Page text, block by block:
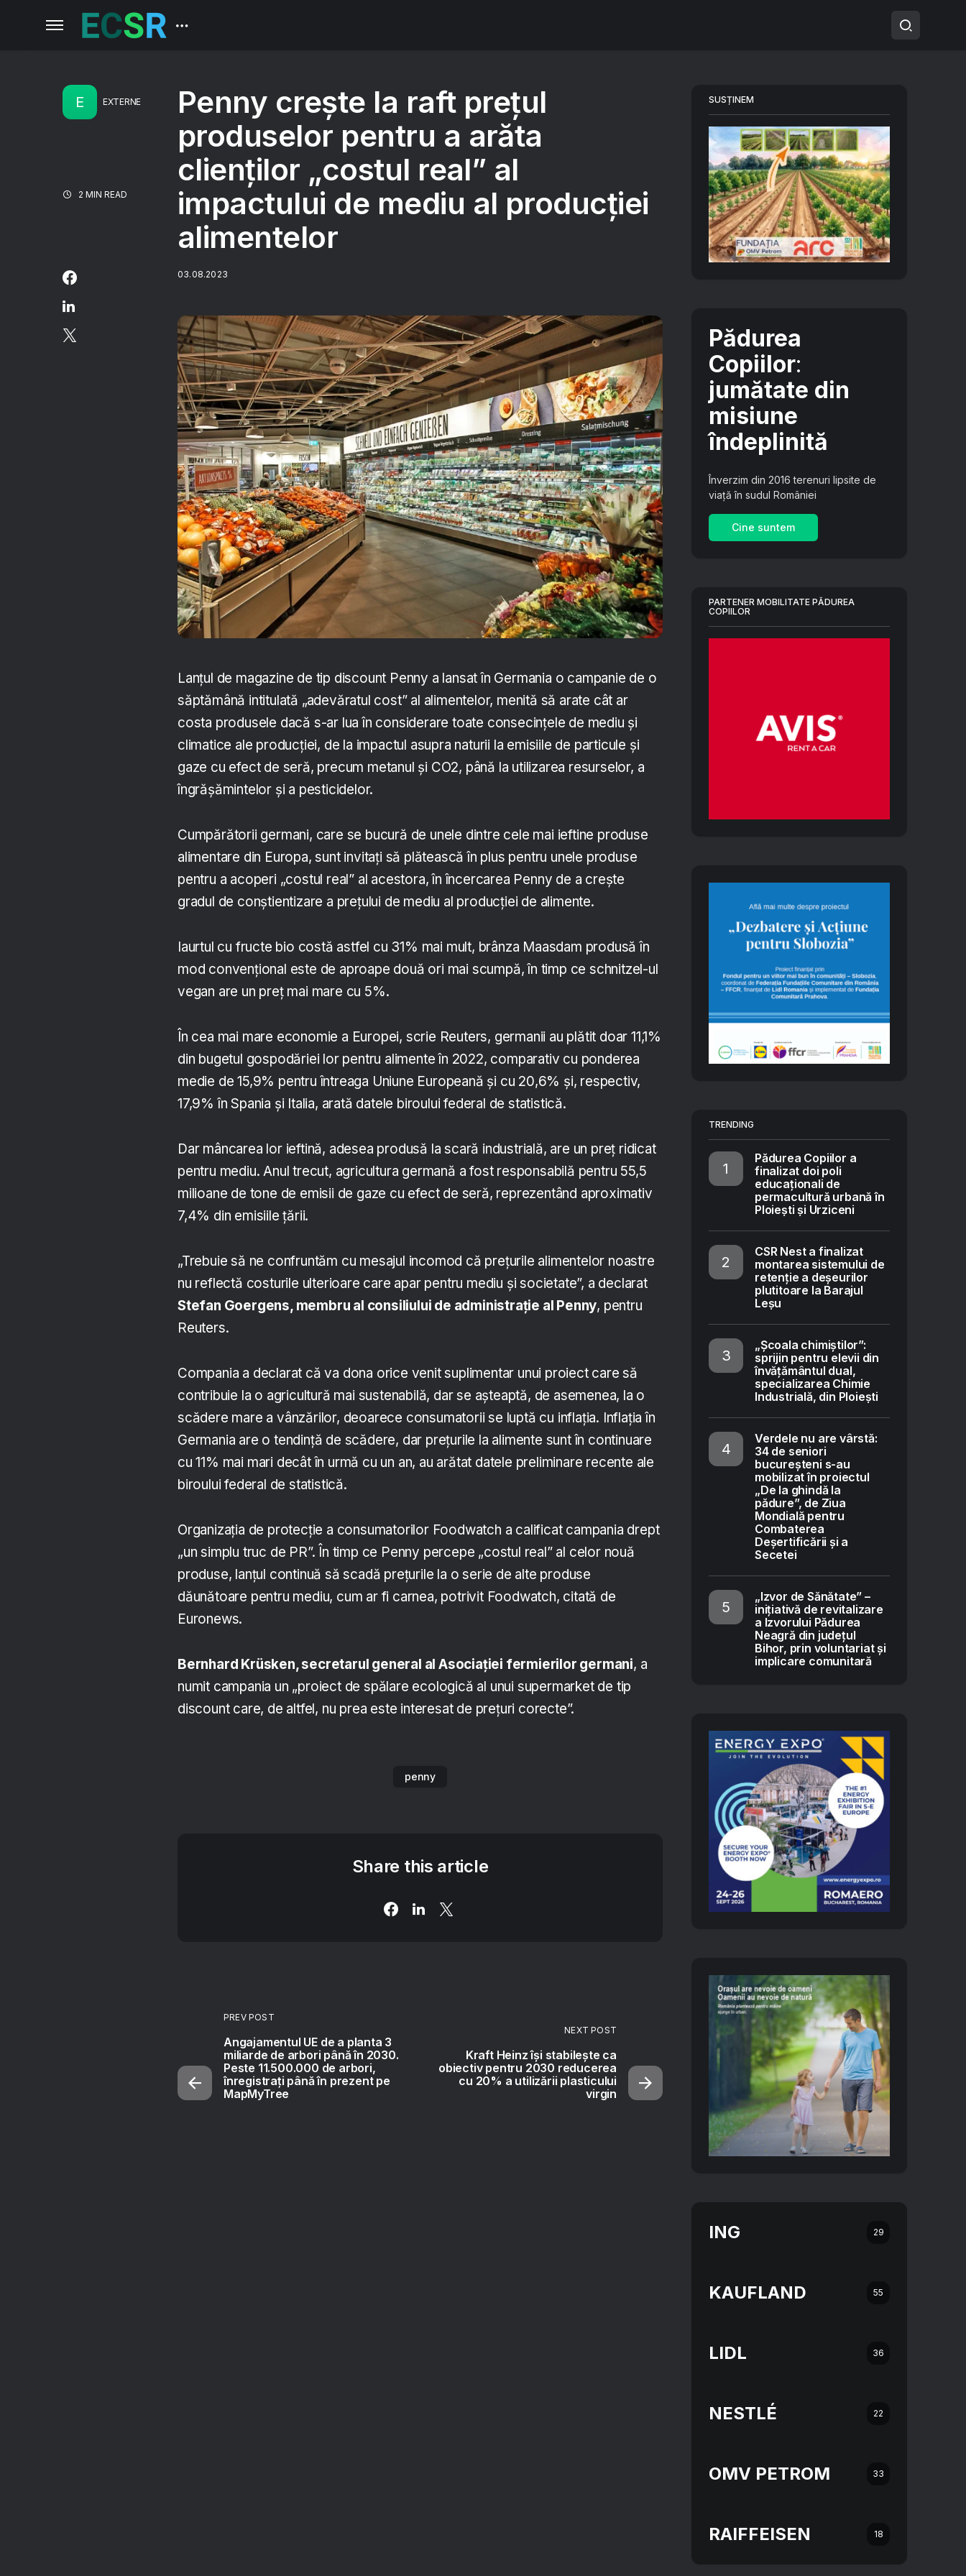
E EXTERNE
2 MIN READ
Penny crește la raft prețul
produselor pentru a arăta
clienților „costul real” al
impactului de mediu al producției
alimentelor
03.08.2023
Lanțul de magazine de tip discount Penny a lansat în Germania o campanie de o
săptămână intitulată „adevăratul cost” al alimentelor, menită să arate cât ar
costa produsele dacă s-ar lua în considerare toate consecințele de mediu și
climatice ale producției, de la impactul asupra naturii la emisiile de particule și
gaze cu efect de seră, precum metanul și CO2, până la utilizarea resurselor, a
îngrășămintelor și a pesticidelor.
Cumpărătorii germani, care se bucură de unele dintre cele mai ieftine produse
alimentare din Europa, sunt invitați să plătească în plus pentru unele produse
pentru a acoperi „costul real” al acestora, în încercarea Penny de a crește
gradul de conștientizare a prețului de mediu al producției de alimente.
Iaurtul cu fructe bio costă astfel cu 31% mai mult, brânza Maasdam produsă în
mod convențional este de aproape două ori mai scumpă, în timp ce schnitzel-ul
vegan are un preț mai mare cu 5%.
În cea mai mare economie a Europei, scrie Reuters, germanii au plătit doar 11,1%
din bugetul gospodăriei lor pentru alimente în 2022, comparativ cu ponderea
medie de 15,9% pentru întreaga Uniune Europeană și cu 20,6% și, respectiv,
17,9% în Spania și Italia, arată datele biroului federal de statistică.
Dar mâncarea lor ieftină, adesea produsă la scară industrială, are un preț ridicat
pentru mediu. Anul trecut, agricultura germană a fost responsabilă pentru 55,5
milioane de tone de emisii de gaze cu efect de seră, reprezentând aproximativ
7,4% din emisiile țării.
„Trebuie să ne confruntăm cu mesajul incomod că prețurile alimentelor noastre
nu reflectă costurile ulterioare care apar pentru mediu și societate”, a declarat
Stefan Goergens, membru al consiliului de administrație al Penny, pentru
Reuters.
Compania a declarat că va dona orice venit suplimentar unui proiect care să
contribuie la o agricultură mai sustenabilă, dar se așteaptă, de asemenea, la o
scădere mare a vânzărilor, deoarece consumatorii se luptă cu inflația. Inflația în
Germania are o tendință de scădere, dar prețurile la alimente sunt în continuare
cu 11% mai mari decât în urmă cu un an, au arătat datele preliminare recente ale
biroului federal de statistică.
Organizația de protecție a consumatorilor Foodwatch a calificat campania drept
„un simplu truc de PR”. În timp ce Penny percepe „costul real” al celor nouă
produse, lanțul continuă să scadă prețurile la o serie de alte produse
dăunătoare pentru mediu, cum ar fi carnea, potrivit Foodwatch, citată de
Euronews.
Bernhard Krüsken, secretarul general al Asociației fermierilor germani, a
numit campania un „proiect de spălare ecologică al unui supermarket de tip
discount care, de altfel, nu prea este interesat de prețuri corecte”.
penny
Share this article
PREV POST
Angajamentul UE de a planta 3
miliarde de arbori până în 2030.
Peste 11.500.000 de arbori,
înregistrați până în prezent pe
MapMyTree
NEXT POST
Kraft Heinz își stabilește ca
obiectiv pentru 2030 reducerea
cu 20% a utilizării plasticului
virgin
SUSȚINEM
Pădurea
Copiilor:
jumătate din
misiune
îndeplinită
Înverzim din 2016 terenuri lipsite de
viață în sudul României
Cine suntem
PARTENER MOBILITATE PĂDUREA
COPIILOR
TRENDING
Pădurea Copiilor a
finalizat doi poli
educaționali de
permacultură urbană în
Ploiești și Urziceni
CSR Nest a finalizat
montarea sistemului de
retenție a deșeurilor
plutitoare la Barajul
Leșu
„Școala chimiștilor”:
sprijin pentru elevii din
învățământul dual,
specializarea Chimie
Industrială, din Ploiești
Verdele nu are vârstă:
34 de seniori
bucureșteni s-au
mobilizat în proiectul
„De la ghindă la
pădure”, de Ziua
Mondială pentru
Combaterea
Deșertificării și a
Secetei
„Izvor de Sănătate” –
inițiativă de revitalizare
a Izvorului Pădurea
Neagră din județul
Bihor, prin voluntariat și
implicare comunitară
ING 29
KAUFLAND 55
LIDL 36
NESTLÉ 22
OMV PETROM 33
RAIFFEISEN 18